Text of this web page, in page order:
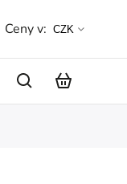
Obchodní
Ceny v: CZK